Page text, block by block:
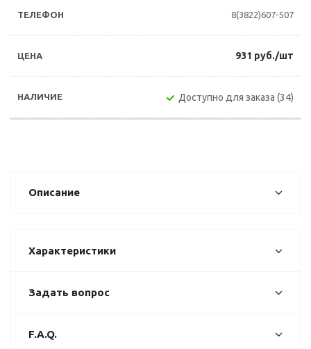
8(3822)607-507
931 руб./шт
Доступно для заказа (34)
Описание
Характеристики
Задать вопрос
F.A.Q.